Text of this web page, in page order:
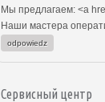
Мы предлагаем: <a
Наши мастера
odpowiedz
Сервисный центр